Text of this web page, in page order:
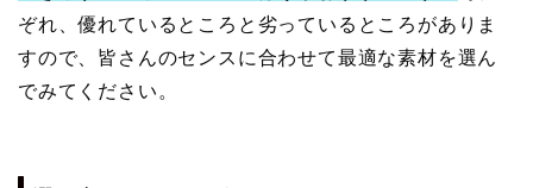
ぞれ、優れているところと劣っているところがありま
すので、皆さんのセンスに合わせて最適な素材を選ん
でみてください。